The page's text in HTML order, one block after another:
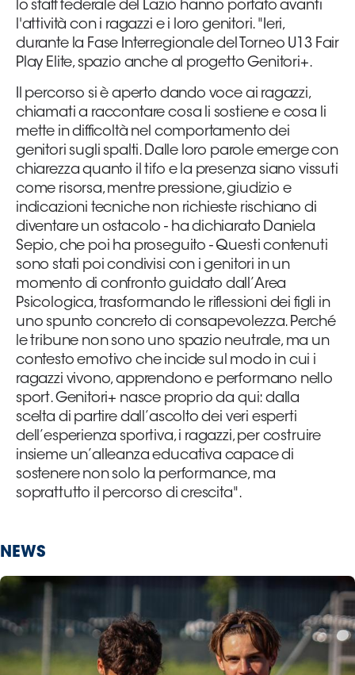
lo staff federale del Lazio hanno portato avanti
l'attività con i ragazzi e i loro genitori. "Ieri,
durante la Fase Interregionale del Torneo U13 Fair
Play Elite, spazio anche al progetto Genitori+.
Il percorso si è aperto dando voce ai ragazzi,
chiamati a raccontare cosa li sostiene e cosa li
mette in difficoltà nel comportamento dei
genitori sugli spalti. Dalle loro parole emerge con
chiarezza quanto il tifo e la presenza siano vissuti
come risorsa, mentre pressione, giudizio e
indicazioni tecniche non richieste rischiano di
diventare un ostacolo - ha dichiarato Daniela
Sepio, che poi ha proseguito - Questi contenuti
sono stati poi condivisi con i genitori in un
momento di confronto guidato dall’Area
Psicologica, trasformando le riflessioni dei figli in
uno spunto concreto di consapevolezza. Perché
le tribune non sono uno spazio neutrale, ma un
contesto emotivo che incide sul modo in cui i
ragazzi vivono, apprendono e performano nello
sport. Genitori+ nasce proprio da qui: dalla
scelta di partire dall’ascolto dei veri esperti
dell’esperienza sportiva, i ragazzi, per costruire
insieme un’alleanza educativa capace di
sostenere non solo la performance, ma
soprattutto il percorso di crescita".
NEWS